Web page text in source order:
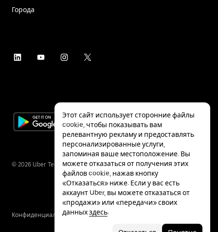
Города
© 2026 Uber Technologies Inc.
КонфиденциальностьСпециальные
Этот сайт использует сторонние файлы
cookie, чтобы показывать вам
релевантную рекламу и предоставлять
персонализированные услуги,
запоминая ваше местоположение. Вы
можете отказаться от получения этих
файлов cookie, нажав кнопку
«Отказаться» ниже. Если у вас есть
аккаунт Uber, вы можете отказаться от
«продажи» или «передачи» своих
данныхздесь.